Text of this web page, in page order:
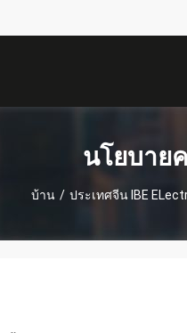
นโยบาย
บ้าน / ประเทศจีน IBE